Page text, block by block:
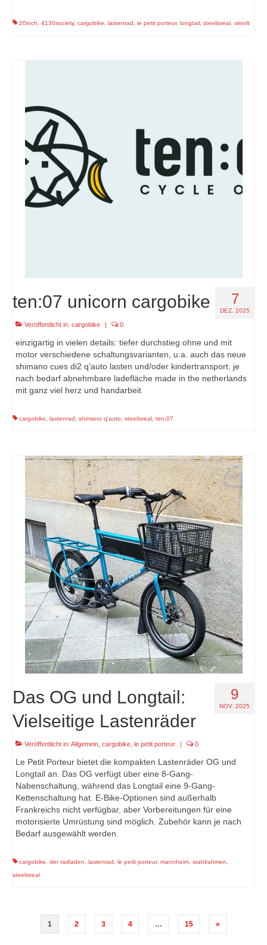
20inch 4130society, cargobike lastenrad le petit porteur, longtail steelisreal virvolt
7
DEZ. 2025
ten:07 unicorn cargobike
Veröffentlicht in: cargobike | 0
einzigartig in vielen details: tiefer durchstieg ohne und mit
motor verschiedene schaltungsvarianten, u.a. auch das neue
shimano cues di2 q’auto lasten und/oder kindertransport, je
nach bedarf abnehmbare ladefläche made in the netherlands
mit ganz viel herz und handarbeit
cargobike lastenrad shimano q'auto steelisreal ten:07
9
NOV. 2025
Das OG und Longtail:
Vielseitige Lastenräder
Veröffentlicht in: Allgemein cargobike le petit porteur | 0
Le Petit Porteur bietet die kompakten Lastenräder OG und
Longtail an. Das OG verfügt über eine 8-Gang-
Nabenschaltung, während das Longtail eine 9-Gang-
Kettenschaltung hat. E-Bike-Optionen sind außerhalb
Frankreichs nicht verfügbar, aber Vorbereitungen für eine
motorisierte Umrüstung sind möglich. Zubehör kann je nach
Bedarf ausgewählt werden.
cargobike der radladen lastenrad le petit porteur, mannheim stahlrahmen
steelisreal
Seitennummerierung
1 2 3 4 … 15 »